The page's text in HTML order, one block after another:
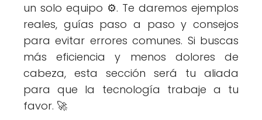
un solo equipo ⚙️. Te daremos ejemplos
reales, guías paso a paso y consejos
para evitar errores comunes. Si buscas
más eficiencia y menos dolores de
cabeza, esta sección será tu aliada
para que la tecnología trabaje a tu
favor. 🚀